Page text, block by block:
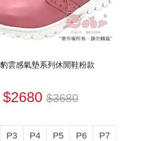
雲感氣墊系列休閒鞋粉款
$2680$3680
P3 P4 P5 P6 P7